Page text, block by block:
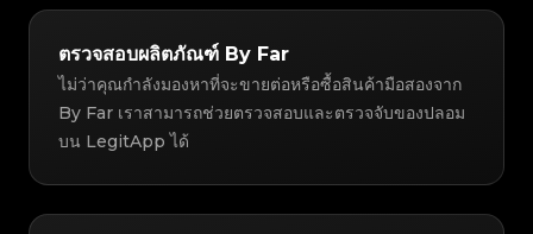
ตรวจสอบผลิตภัณฑ์ By Far
ไม่ว่าคุณกำลังมองหาที่จะขายต่อหรือซื้อสินค้ามือสองจาก
By Far เราสามารถช่วยตรวจสอบและตรวจจับของปลอม
บน LegitApp ได้